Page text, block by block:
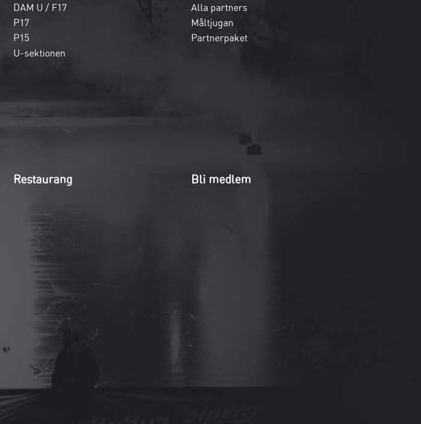
DAM U / F17
P17
P15
U-sektionen
Alla partners
Måltjugan
Partnerpaket
Restaurang Bli medlem